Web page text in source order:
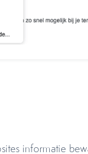
informatie